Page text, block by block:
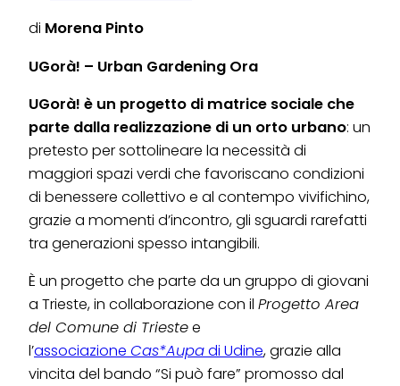
di Morena Pinto
UGorà! – Urban Gardening Ora
UGorà! è un progetto di matrice sociale che
parte dalla realizzazione di un orto urbano: un
pretesto per sottolineare la necessità di
maggiori spazi verdi che favoriscano condizioni
di benessere collettivo e al contempo vivifichino,
grazie a momenti d’incontro, gli sguardi rarefatti
tra generazioni spesso intangibili.
È un progetto che parte da un gruppo di giovani
a Trieste, in collaborazione con il Progetto Area
del Comune di Triestee
l’associazione Cas*Aupadi Udine, grazie alla
vincita del bando “Si può fare” promosso dal